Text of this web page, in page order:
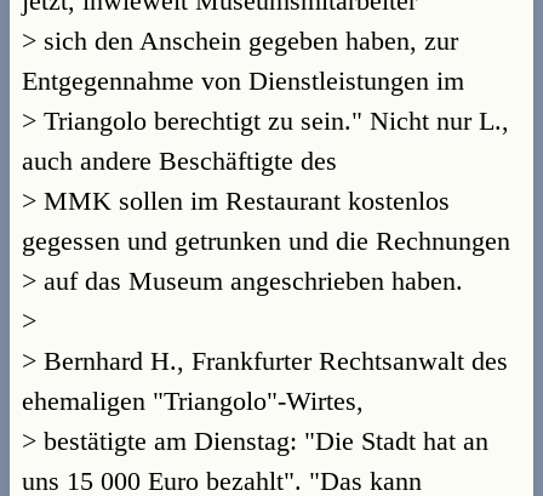
> sich den Anschein gegeben haben, zur
Entgegennahme von Dienstleistungen im
> Triangolo berechtigt zu sein." Nicht nur L.,
auch andere Beschäftigte des
> MMK sollen im Restaurant kostenlos
gegessen und getrunken und die Rechnungen
> auf das Museum angeschrieben haben.
>
> Bernhard H., Frankfurter Rechtsanwalt des
ehemaligen "Triangolo"-Wirtes,
> bestätigte am Dienstag: "Die Stadt hat an
uns 15 000 Euro bezahlt". "Das kann